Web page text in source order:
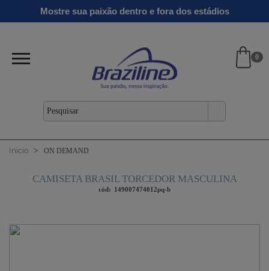
Mostre sua paixão dentro e fora dos estádios
Clássicos
Linha
Gold
Verão
0
Inicio ON DEMAND
CAMISETA BRASIL TORCEDOR MASCULINA
cód: 149007474012pq-b